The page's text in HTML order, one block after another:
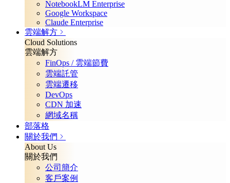
NotebookLM Enterprise
Google Workspace
Claude Enterprise
雲端解方
Cloud Solutions
雲端解方
FinOps / 雲端節費
雲端託管
雲端遷移
DevOps
CDN 加速
網域名稱
部落格
關於我們
About Us
關於我們
公司簡介
客戶案例